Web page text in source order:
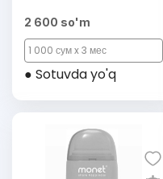
2 600 so'm
1 000 сум x 3 мес
● Sotuvda yo'q